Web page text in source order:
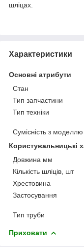
шліцах.
Характеристики
Основні атрибути
Стан
Тип запчастини
Тип техніки
Сумісність з моделлю
Користувальницькі
Довжина мм
Кількість шліців, шт
Хрестовина
Застосування
Тип труби
Приховати